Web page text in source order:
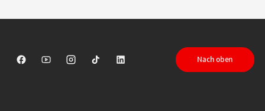
Sparkasse auf Facebook
Sparkasse auf Youtube
Sparkasse auf Instagram
Sparkasse auf TikTok
Sparkasse auf LinkedIn
Nach oben